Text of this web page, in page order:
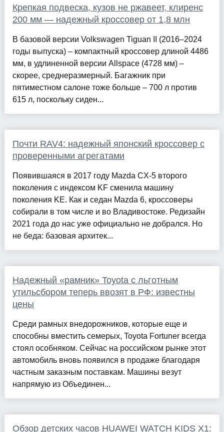
Крепкая подвеска, кузов не ржавеет, клиренс
200 мм — надежный кроссовер от 1,8 млн
В базовой версии Volkswagen Tiguan II (2016–2024
годы выпуска) – компактный кроссовер длиной 4486
мм, в удлиненной версии Allspace (4728 мм) –
скорее, среднеразмерный. Багажник при
пятиместном салоне тоже больше – 700 л против
615 л, поскольку сиден...
Почти RAV4: надежный японский кроссовер с
проверенными агрегатами
Появившаяся в 2017 году Mazda CX‑5 второго
поколения с индексом KF сменила машину
поколения KE. Как и седан Mazda 6, кроссоверы
собирали в том числе и во Владивостоке. Редизайн
2021 года до нас уже официально не добрался. Но
не беда: базовая архитек...
Надежный «рамник» Toyota с льготным
утильсбором теперь ввозят в РФ: известны
цены
Среди рамных внедорожников, которые еще и
способны вместить семерых, Toyota Fortuner всегда
стоял особняком. Сейчас на российском рынке этот
автомобиль вновь появился в продаже благодаря
частным заказным поставкам. Машины везут
напрямую из Объединен...
Обзор детских часов HUAWEI WATCH KIDS X1: